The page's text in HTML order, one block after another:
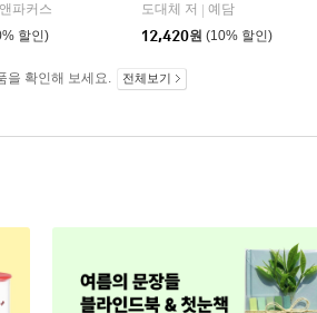
파커스
할인)
도대체 저
예담
12,420원 (10% 할인)
을 확인해 보세요. 전체보기